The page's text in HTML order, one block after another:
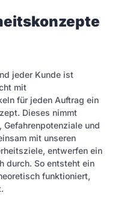
jeder Kunde ist
mit
für jeden Auftrag ein
Dieses nimmt
Gefahrenpotenziale und
mit unseren
entwerfen ein
durch. So entsteht ein
funktioniert,